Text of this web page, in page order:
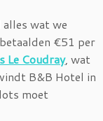
wat we
€51 per
Le Coudray, wat
B&B Hotel in
moet